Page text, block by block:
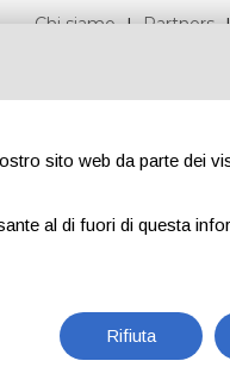
Chi siamo Partners
Blog Contenuti
sito web da parte dei
al di fuori di questa
Rifiuta